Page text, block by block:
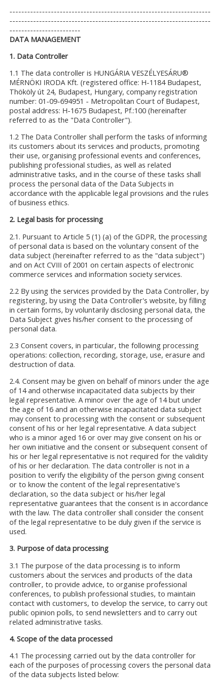
--------------------------------------------------------------------
--------------------------------------------------------------------
------------------------
DATA MANAGEMENT
1. Data Controller
1.1 The data controller is HUNGÁRIA VESZÉLYESÁRU®
MÉRNÖKI IRODA Kft. (registered office: H-1184 Budapest,
Thököly út 24, Budapest, Hungary, company registration
number: 01-09-694951 - Metropolitan Court of Budapest,
postal address: H-1675 Budapest, Pf.:100 (hereinafter
referred to as the "Data Controller").
1.2 The Data Controller shall perform the tasks of informing
its customers about its services and products, promoting
their use, organising professional events and conferences,
publishing professional studies, as well as related
administrative tasks, and in the course of these tasks shall
process the personal data of the Data Subjects in
accordance with the applicable legal provisions and the rules
of business ethics.
2. Legal basis for processing
2.1. Pursuant to Article 5 (1) (a) of the GDPR, the processing
of personal data is based on the voluntary consent of the
data subject (hereinafter referred to as the "data subject")
and on Act CVIII of 2001 on certain aspects of electronic
commerce services and information society services.
2.2 By using the services provided by the Data Controller, by
registering, by using the Data Controller's website, by filling
in certain forms, by voluntarily disclosing personal data, the
Data Subject gives his/her consent to the processing of
personal data.
2.3 Consent covers, in particular, the following processing
operations: collection, recording, storage, use, erasure and
destruction of data.
2.4. Consent may be given on behalf of minors under the age
of 14 and otherwise incapacitated data subjects by their
legal representative. A minor over the age of 14 but under
the age of 16 and an otherwise incapacitated data subject
may consent to processing with the consent or subsequent
consent of his or her legal representative. A data subject
who is a minor aged 16 or over may give consent on his or
her own initiative and the consent or subsequent consent of
his or her legal representative is not required for the validity
of his or her declaration. The data controller is not in a
position to verify the eligibility of the person giving consent
or to know the content of the legal representative's
declaration, so the data subject or his/her legal
representative guarantees that the consent is in accordance
with the law. The data controller shall consider the consent
of the legal representative to be duly given if the service is
used.
3. Purpose of data processing
3.1 The purpose of the data processing is to inform
customers about the services and products of the data
controller, to provide advice, to organise professional
conferences, to publish professional studies, to maintain
contact with customers, to develop the service, to carry out
public opinion polls, to send newsletters and to carry out
related administrative tasks.
4. Scope of the data processed
4.1 The processing carried out by the data controller for
each of the purposes of processing covers the personal data
of the data subjects listed below: